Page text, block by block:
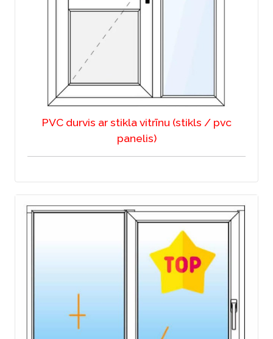
PVC durvis ar stikla vitrīnu (stikls / pvc
panelis)